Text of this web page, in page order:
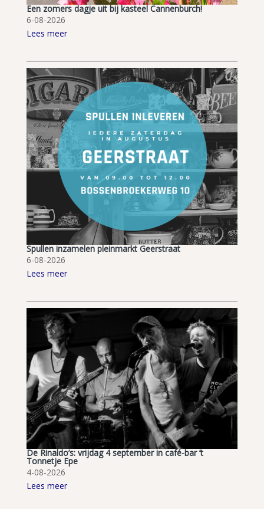
Een zomers dagje uit bij kasteel Cannenburch!
6-08-2026
Lees meer
Spullen inzamelen pleinmarkt Geerstraat
6-08-2026
Lees meer
De Rinaldo’s: vrijdag 4 september in café-bar ’t
Tonnetje Epe
4-08-2026
Lees meer